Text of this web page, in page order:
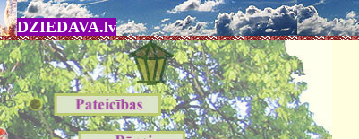
DZIEDAVA.lv